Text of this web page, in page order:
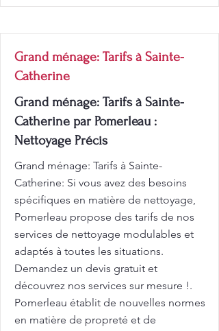
Grand ménage: Tarifs à Sainte-
Catherine
Grand ménage: Tarifs à Sainte-
Catherine par Pomerleau :
Nettoyage Précis
Grand ménage: Tarifs à Sainte-
Catherine: Si vous avez des besoins
spécifiques en matière de nettoyage,
Pomerleau propose des tarifs de nos
services de nettoyage modulables et
adaptés à toutes les situations.
Demandez un devis gratuit et
découvrez nos services sur mesure !.
Pomerleau établit de nouvelles normes
en matière de propreté et de